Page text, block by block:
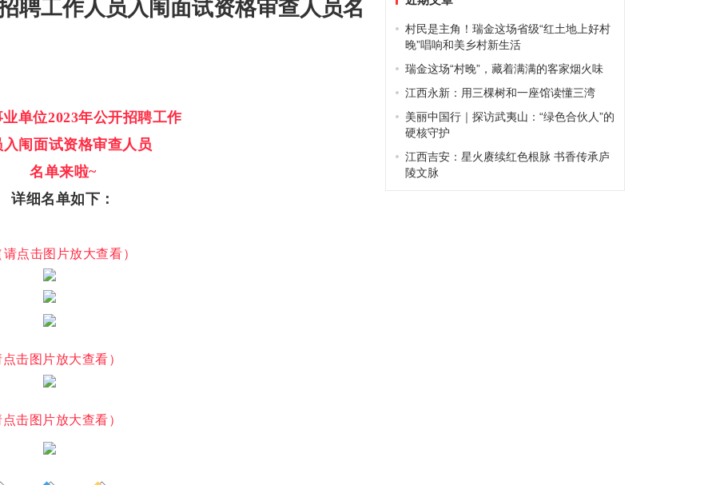
聘工作人员入闱面试资格审查人员名
单位2023年公开招聘工作
入闱 面试资格审查人员
名单来啦~
详细名单如下：
请点击图片放大查看）
点击图片放大查看）
点击图片放大查看）
村民是主角！瑞金这场省级“红土地上好村
晚”唱响和美乡村新生活
瑞金这场“村晚”，藏着满满的客家烟火味
江西永新：用三棵树和一座馆读懂三湾
美丽中国行｜探访武夷山：“绿色合伙人”的
硬核守护
江西吉安：星火赓续红色根脉 书香传承庐
陵文脉